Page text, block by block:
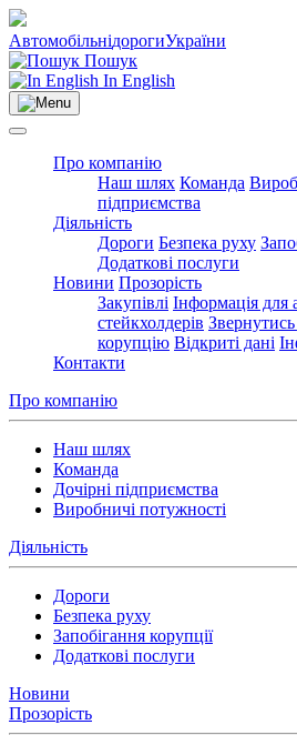
АвтомобільнідорогиУкраїни
Пошук
In English
Про компанію
Наш шлях Команда
підприємства
Діяльність
Дороги Безпека руху
Додаткові послуги
Новини Прозорість
Закупівлі Інформація для
стейкхолдерів
корупцію Відкриті дані
Контакти
Про компанію
Наш шлях
Команда
Дочірні підприємства
Виробничі потужності
Діяльність
Дороги
Безпека руху
Запобігання корупції
Додаткові послуги
Новини
Прозорість